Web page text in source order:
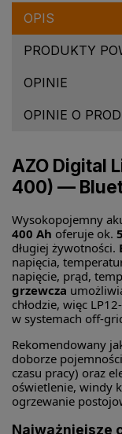
OPIS
PRODUKTY
OPINIE
OPINIE O
AZO Digital
400) —
Wysokopojemny
400 Ah oferuje ok.
długiej żywotności.
napięcia,
napięcie, prąd,
grzewcza
chłodzie, więc
w systemach off-
Rekomendowany
doborze
czasu pracy) oraz
oświetlenie, windy
ogrzewanie
Najważniejsze